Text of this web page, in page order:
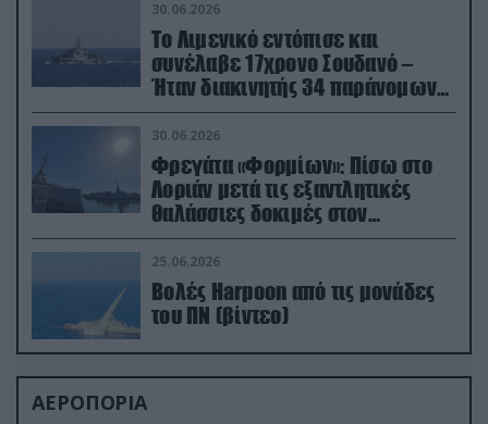
30.06.2026
Το Λιμενικό εντόπισε και
συνέλαβε 17χρονο Σουδανό –
Ήταν διακινητής 34 παράνομων
μεταναστών
30.06.2026
Φρεγάτα «Φορμίων»: Πίσω στο
Λοριάν μετά τις εξαντλητικές
θαλάσσιες δοκιμές στον
απαιτητικό Βισκαϊκό
25.06.2026
Βολές Harpoon από τις μονάδες
του ΠΝ (βίντεο)
ΑΕΡΟΠΟΡΙΑ